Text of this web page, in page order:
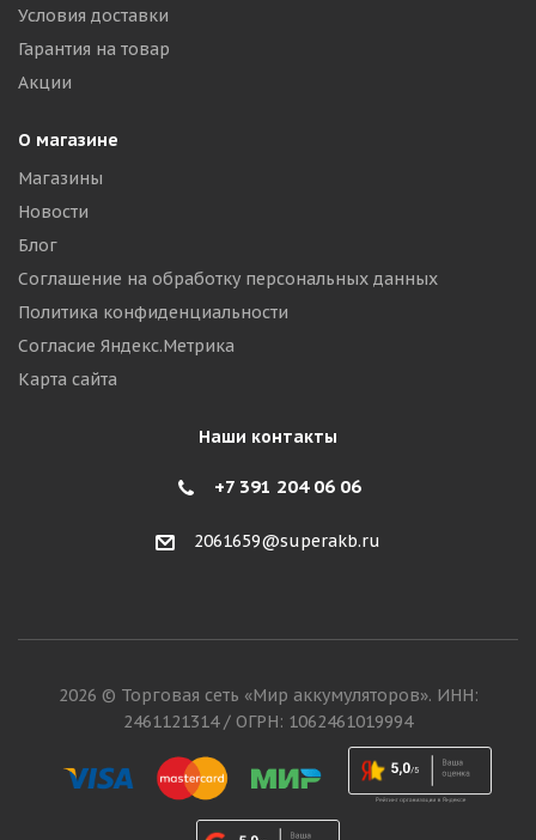
Условия доставки
Гарантия на товар
Акции
О магазине
Магазины
Новости
Блог
Соглашение на обработку персональных данных
Политика конфиденциальности
Согласие Яндекс.Метрика
Карта сайта
Наши контакты
+7 391 204 06 06
2061659@superakb.ru
2026 © Торговая сеть «Мир аккумуляторов». ИНН:
2461121314 / ОГРН: 1062461019994